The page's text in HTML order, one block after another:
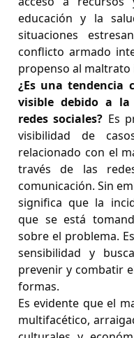
educación y la
situaciones
conflicto armado
propenso al maltrato
¿Es una tendencia
visible debido a
redes sociales? Es
visibilidad de
relacionado con el
través de las
comunicación. Sin
significa que la
que se está
sobre el problema.
sensibilidad y
prevenir y combatir
formas.
Es evidente que el
multifacético,